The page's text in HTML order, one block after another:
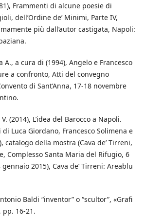
Frammenti di alcune poesie di
dell’Ordine de’ Minimi, Parte IV,
più dall’autor castigata, Napoli:
A., a cura di (1994), Angelo e Francesco
a confronto, Atti del convegno
di Sant’Anna, 17-18 novembre
(2014), L’idea del Barocco a Napoli.
di Luca Giordano, Francesco Solimena e
catalogo della mostra (Cava de’ Tirreni,
Complesso Santa Maria del Rifugio, 6
2015), Cava de’ Tirreni: Areablu
Baldi “inventor” o “scultor”, «Grafi
pp. 16-21.